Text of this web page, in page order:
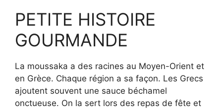
PETITE HISTOIRE
GOURMANDE
La moussaka a des racines au Moyen-Orient et
en Grèce. Chaque région a sa façon. Les Grecs
ajoutent souvent une sauce béchamel
onctueuse. On la sert lors des repas de fête et